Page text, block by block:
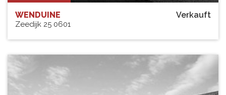
Verkauft
WENDUINE
Zeedijk 25 0601